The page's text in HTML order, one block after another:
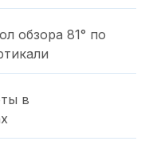
обзора 81° по
в